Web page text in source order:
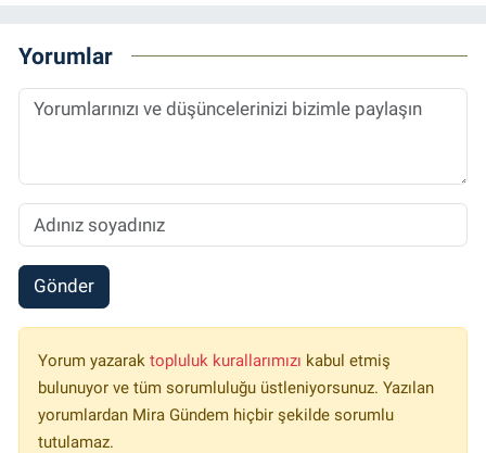
Yorumlar
Gönder
Yorum yazarak topluluk kurallarımızı kabul etmiş
bulunuyor ve tüm sorumluluğu üstleniyorsunuz. Yazılan
yorumlardan Mira Gündem hiçbir şekilde sorumlu
tutulamaz.